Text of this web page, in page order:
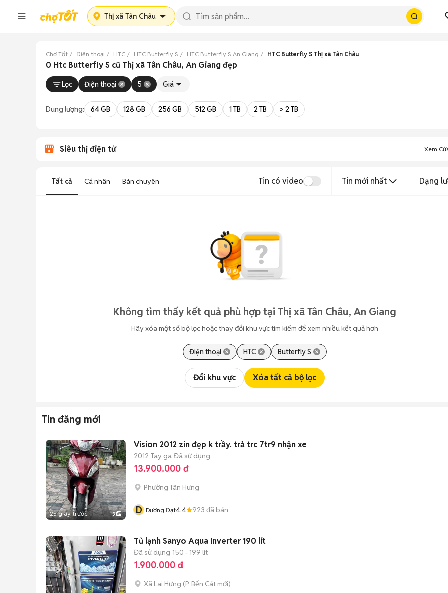
Thị xã Tân Châu
Chợ Tốt Điện thoại HTC HTC Butterfly S HTC Butterfly S An Giang HTC Butterfly S Thị xã Tân Châu
0 Htc Butterfly S cũ Thị xã Tân Châu, An Giang đẹp
Lọc Điện thoại 5 Giá
Dung lượng: 64 GB 128 GB 256 GB 512 GB 1 TB 2 TB > 2 TB
Siêu thị điện tử Xem
Tất cả Cá nhân Bán chuyên Tin có video Tin mới nhất Dạng
Không tìm thấy kết quả phù hợp tại Thị xã Tân Châu, An Giang
Hãy xóa một số bộ lọc hoặc thay đổi khu vực tìm kiếm để xem nhiều kết quả hơn
Điện thoại HTC Butterfly S
Đổi khu vực Xóa tất cả bộ lọc
Tin đăng mới
25 giây trước 9
Vision 2012 zin đẹp k trầy. trả trc 7tr9 nhận xe
2012 Tay ga Đã sử dụng
13.900.000 đ
Phường Tân Hưng
D Dương Đạt4.4 923 đã bán
Tủ lạnh Sanyo Aqua Inverter 190 lít
Đã sử dụng 150 - 199 lít
1.900.000 đ
Xã Lai Hưng (P. Bến Cát mới)